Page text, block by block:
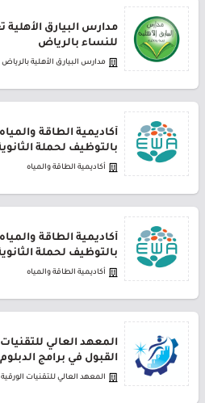
مدارس البيارق الأهلية
للنساء بالرياض
مدارس البيارق الأهلية بالرياض
أكاديمية الطاقة
بالتوظيف لحملة
أكاديمية الطاقة والمياه
أكاديمية الطاقة
بالتوظيف لحملة
أكاديمية الطاقة والمياه
المعهد العالي
القبول في برامج الدبلوم
المعهد العالي للتقنيات